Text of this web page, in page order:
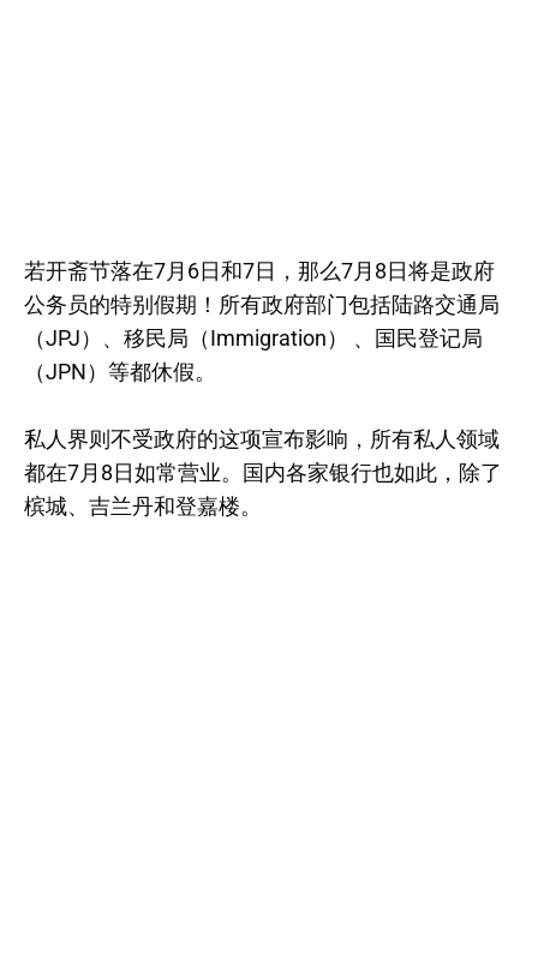
若开斋节落在7月6日和7日，那么7月8日将是政府
公务员的特别假期！所有政府部门包括陆路交通局
（JPJ）、移民局（Immigration） 、国民登记局
（JPN）等都休假。
私人界则不受政府的这项宣布影响，所有私人领域
都在7月8日如常营业。国内各家银行也如此，除了
槟城、吉兰丹和登嘉楼。